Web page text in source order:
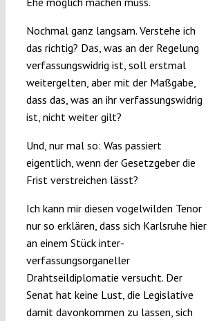
Nochmal ganz langsam. Verstehe ich
das richtig? Das, was an der Regelung
verfassungswidrig ist, soll erstmal
weitergelten, aber mit der Maßgabe,
dass das, was an ihr verfassungswidrig
ist, nicht weiter gilt?
Und, nur mal so: Was passiert
eigentlich, wenn der Gesetzgeber die
Frist verstreichen lässt?
Ich kann mir diesen vogelwilden Tenor
nur so erklären, dass sich Karlsruhe hier
an einem Stück inter-
verfassungsorganeller
Drahtseildiplomatie versucht. Der
Senat hat keine Lust, die Legislative
damit davonkommen zu lassen, sich